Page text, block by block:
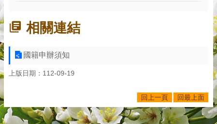
相關連結
國籍申辦須知
上版日期：112-09-19
回上一頁 回最上面